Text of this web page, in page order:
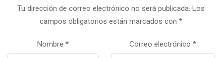
Tu dirección de correo electrónico no será publicada. Los
campos obligatorios están marcados con *
Nombre * Correo electrónico *